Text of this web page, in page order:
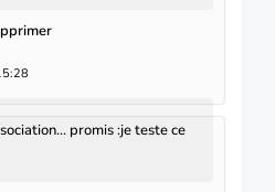
promis :je teste ce